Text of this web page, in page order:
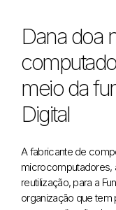
Dana doa
meio da
Digital
A fabricante de
microcomputadores,
reutilização, para a
organização que tem